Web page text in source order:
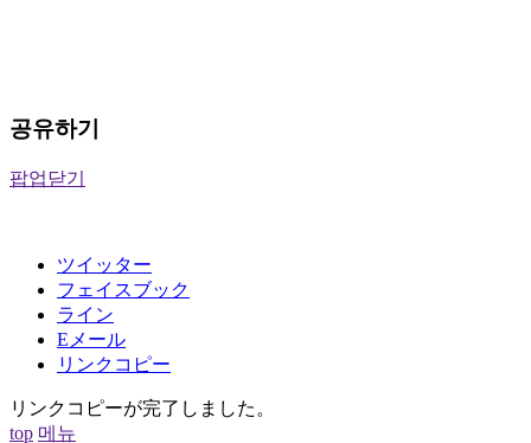
공유하기
팝업닫기
ツイッター
フェイスブック
ライン
Eメール
リンクコピー
リンクコピーが完了しました。
top 메뉴